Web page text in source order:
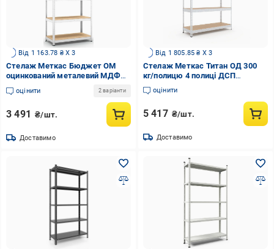
Від 1 163.78 ₴ X 3
Стелаж Меткас Бюджет ОМ
оцинкований металевий МДФ
150 кг/полиця 5 полиць
1800х1100х500 мм (3DPanda-
оцінити 2 варіанти
3 491 ₴/шт.
Доставимо
Від 1 805.85 ₴ X 3
Стелаж Меткас Титан ОД 300
кг/полицю 4 полиці ДСП
оцинкований металевий
1800x1400x600 мм (2413335604)
оцінити
5 417 ₴/шт.
Доставимо